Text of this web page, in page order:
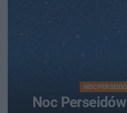
NOC
Noc